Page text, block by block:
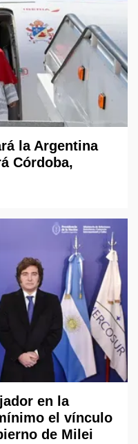
la Argentina
Córdoba,
en la
el vínculo
de Milei